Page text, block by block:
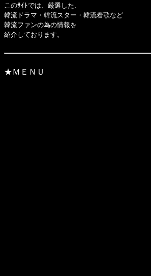
このｻｲﾄでは、厳選した、
韓流ドラマ・韓流スター・韓流着歌など
韓流ファンの為の情報を
紹介しております。
★ＭＥＮＵ